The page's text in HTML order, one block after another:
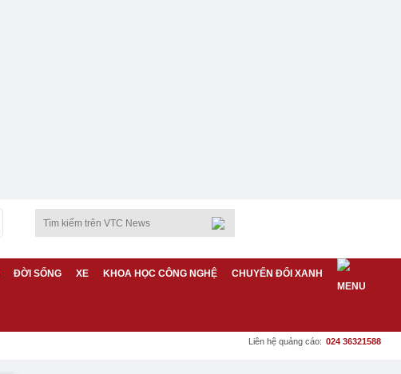
ĐỜI SỐNG XE KHOA HỌC CÔNG NGHỆ CHUYỂN ĐỔI XANH
Liên hệ quảng cáo: 024 36321588